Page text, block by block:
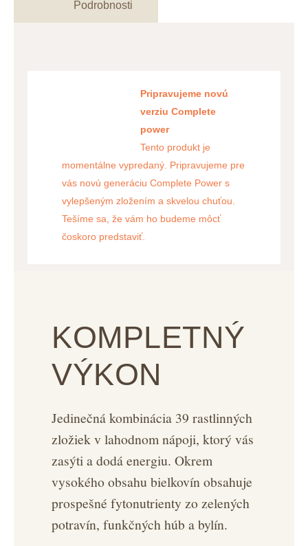
Podrobnosti
Pripravujeme novú
verziu Complete
power
Tento produkt je
momentálne vypredaný. Pripravujeme pre
vás novú generáciu Complete Power s
vylepšeným zložením a skvelou chuťou.
Tešíme sa, že vám ho budeme môcť
čoskoro predstaviť.
KOMPLETNÝ
VÝKON
Jedinečná kombinácia 39 rastlinných
zložiek v lahodnom nápoji, ktorý vás
zasýti a dodá energiu. Okrem
vysokého obsahu bielkovín obsahuje
prospešné fytonutrienty zo zelených
potravín, funkčných húb a bylín.